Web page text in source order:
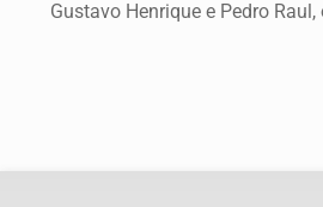
Gustavo Henrique e Pedro